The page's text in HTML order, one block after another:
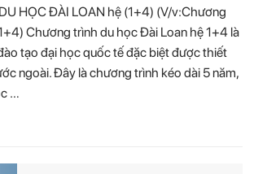
HỌC ĐÀI LOAN hệ (1+4) (V/v:Chương
Chương trình du học Đài Loan hệ 1+4 là
tạo đại học quốc tế đặc biệt được thiết
ngoài. Đây là chương trình kéo dài 5 năm,
…